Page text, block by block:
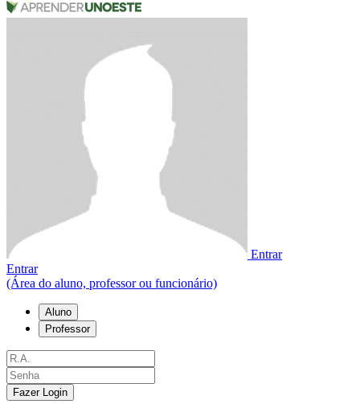
Entrar
Entrar
(Área do aluno, professor ou funcionário)
Aluno
Professor
Fazer Login